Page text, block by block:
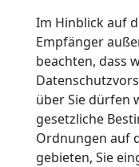
Im Hinblick auf
Empfänger
beachten, dass
über Sie dürfen
gesetzliche
Ordnungen auf
gebieten, Sie